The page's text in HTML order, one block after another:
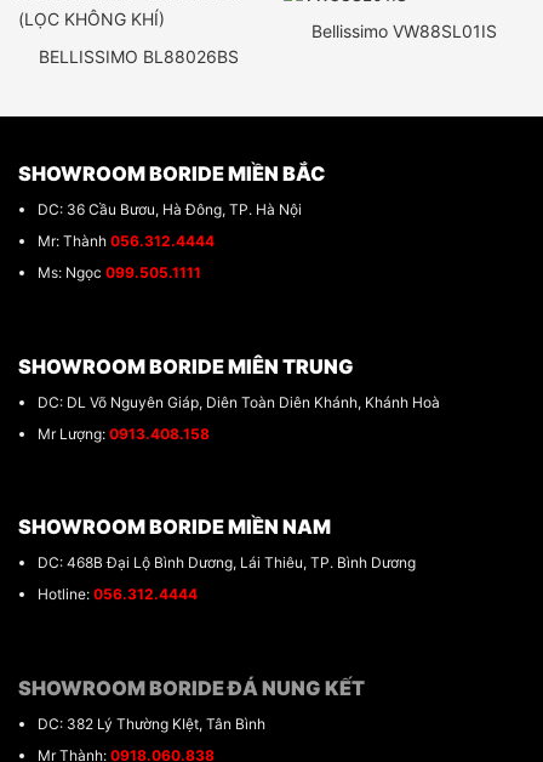
BELLISSIMO BL88026BS
Bellissimo VW88SL01IS
SHOWROOM BORIDE MIỀN BẮC
DC: 36 Cầu Bươu, Hà Đông, TP. Hà Nội
Mr: Thành 056.312.4444
Ms: Ngọc 099.505.1111
SHOWROOM BORIDE MIÊN TRUNG
DC: DL Võ Nguyên Giáp, Diên Toàn Diên Khánh, Khánh Hoà
Mr Lượng: 0913.408.158
SHOWROOM BORIDE MIỀN NAM
DC: 468B Đại Lộ Bình Dương, Lái Thiêu, TP. Bình Dương
Hotline: 056.312.4444
SHOWROOM BORIDE ĐÁ NUNG KẾT
DC: 382 Lý Thường KIệt, Tân Bình
Mr Thành: 0918.060.838